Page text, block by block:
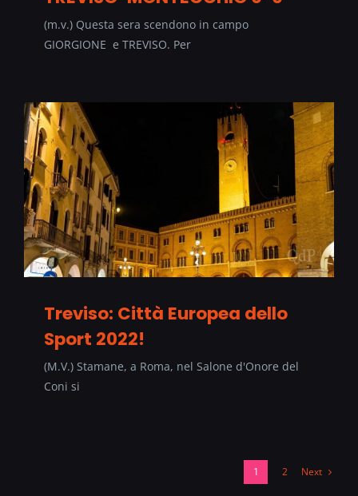
(m.v.) Questa sera scendono in campo
GIORGIONE e TREVISO. Per
Treviso: Città Europea dello
Sport 2022!
(M.V.) Stamane, a Roma, nel Salone d'Onore del
Coni si
1 2 Next